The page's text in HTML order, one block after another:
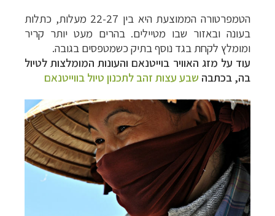
הטמפרטורה הממוצעת היא בין 22-27 מעלות, כתלות
בעונה ובאזור שבו מטיילים. בהרים מעט יותר קריר
ומומלץ לקחת בגד נוסף בתיק כשמטפסים בגובה.
עוד על מזג האוויר בוייטנאם והעונות המומלצות לטיול
בה, בכתבה שבע עצות זהב לתכנון טיול בווייטנאם